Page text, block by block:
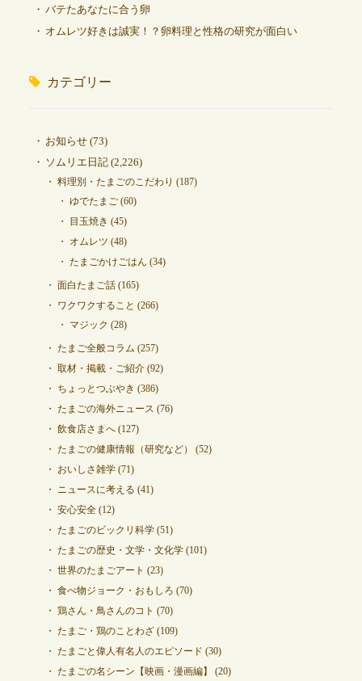
バテたあなたに合う卵
オムレツ好きは誠実！？卵料理と性格の研究が面白い
カテゴリー
お知らせ(73)
ソムリエ日記(2,226)
料理別・たまごのこだわり (187)
ゆでたまご(60)
目玉焼き (45)
オムレツ (48)
たまごかけごはん (34)
面白たまご話(165)
ワクワクすること (266)
マジック (28)
たまご全般コラム (257)
取材・掲載・ご紹介(92)
ちょっとつぶやき (386)
たまごの海外ニュース (76)
飲食店さまへ(127)
たまごの健康情報（研究など）
(52)
おいしさ雑学(71)
ニュースに考える (41)
安心安全(12)
たまごのビックリ科学(51)
たまごの歴史・文学・文化学(101)
世界のたまごアート (23)
食べ物ジョーク・おもしろ (70)
鶏さん・鳥さんのコト (70)
たまご・鶏のことわざ(109)
たまごと偉人有名人のエピソード (30)
たまごの名シーン【映画・漫画編】
(20)